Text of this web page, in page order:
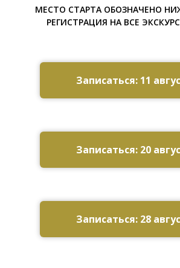
МЕСТО СТАРТА ОБОЗНАЧЕНО
РЕГИСТРАЦИЯ НА ВСЕ
Записаться: 11
Записаться: 20
Записаться: 28